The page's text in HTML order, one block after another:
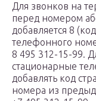
Для звонков на
перед номером
добавляется 8
телефонного
8 495 312-15-99.
стационарные
добавлять код
номера из